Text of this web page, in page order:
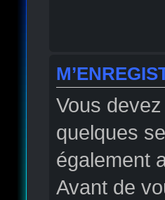
Vous
quelques
également
Avant de